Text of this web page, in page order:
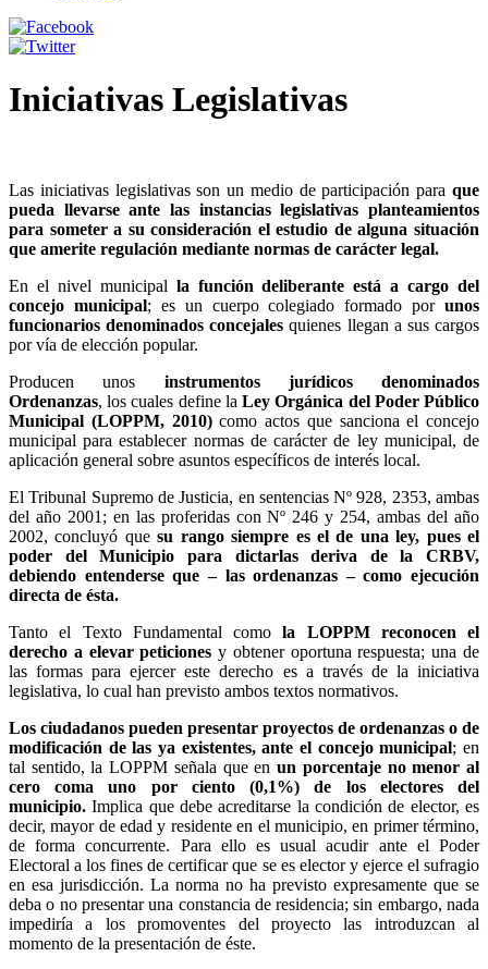
Iniciativas Legislativas
Las iniciativas legislativas son un medio de participación para que
pueda llevarse ante las instancias legislativas planteamientos
para someter a su consideración el estudio de alguna situación
que amerite regulación mediante normas de carácter legal.
En el nivel municipal la función deliberante está a cargo del
concejo municipal; es un cuerpo colegiado formado porunos
funcionarios denominados concejales quienes llegan a sus cargos
por vía de elección popular.
Producen unos instrumentos jurídicos denominados
Ordenanzas, los cuales define laLey Orgánica del Poder Público
Municipal (LOPPM, 2010)como actos que sanciona el concejo
municipal para establecer normas de carácter de ley municipal, de
aplicación general sobre asuntos específicos de interés local.
El Tribunal Supremo de Justicia, en sentencias Nº 928, 2353, ambas
del año 2001; en las proferidas con Nº 246 y 254, ambas del año
2002, concluyó quesu rango siempre es el de una ley, pues el
poder del Municipio para dictarlas deriva de la CRBV,
debiendo entenderse que – las ordenanzas – como ejecución
directa de ésta.
Tanto el Texto Fundamental comola LOPPM reconocen el
derecho a elevar peticiones y obtener oportuna respuesta; una de
las formas para ejercer este derecho es a través de la iniciativa
legislativa, lo cual han previsto ambos textos normativos.
Los ciudadanos pueden presentar proyectos de ordenanzas o de
modificación de las ya existentes, ante el concejo municipal; en
tal sentido, la LOPPM señala que enun porcentaje no menor al
cero coma uno por ciento (0,1%) de los electores del
municipio. Implica que debe acreditarse la condición de elector, es
decir, mayor de edad y residente en el municipio, en primer término,
de forma concurrente. Para ello es usual acudir ante el Poder
Electoral a los fines de certificar que se es elector y ejerce el sufragio
en esa jurisdicción. La norma no ha previsto expresamente que se
deba o no presentar una constancia de residencia; sin embargo, nada
impediría a los promoventes del proyecto las introduzcan al
momento de la presentación de éste.